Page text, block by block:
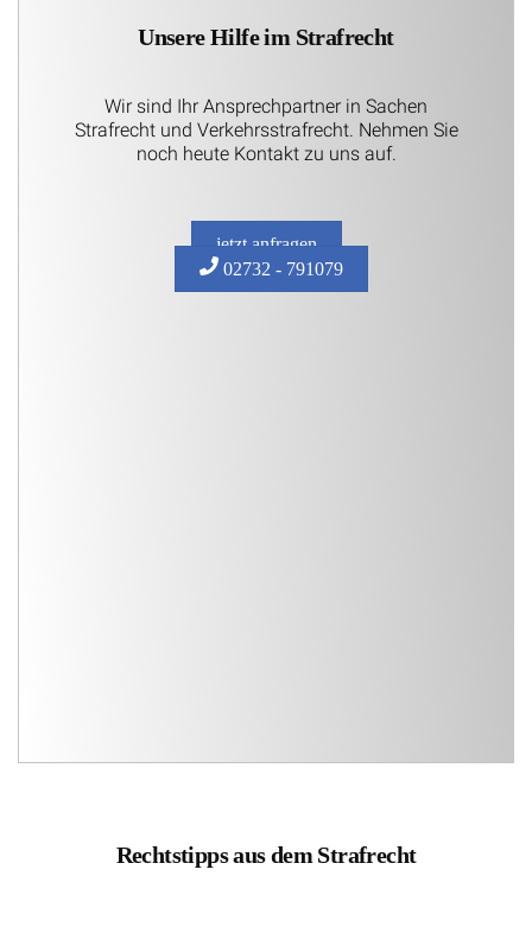
Unsere Hilfe im Strafrecht
Wir sind Ihr Ansprechpartner in Sachen
Strafrecht und Verkehrsstrafrecht. Nehmen Sie
noch heute Kontakt zu uns auf.
jetzt anfragen
02732 - 791079
Rechtstipps aus dem Strafrecht